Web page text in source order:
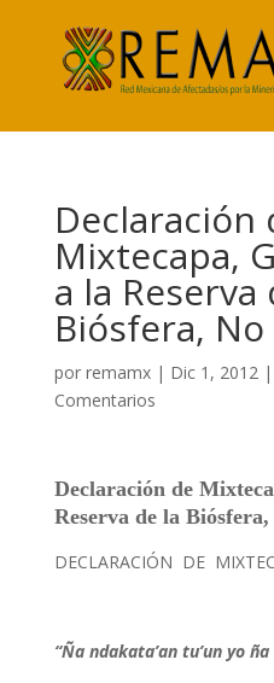
Declaración
Mixtecapa,
a la Reserva
Biósfera,
por remamx| Dic 1, 2012|
Comentarios
Declaración de
Reserva de la
DECLARACIÓN DE
“Ña ndakata’an tu’un yo